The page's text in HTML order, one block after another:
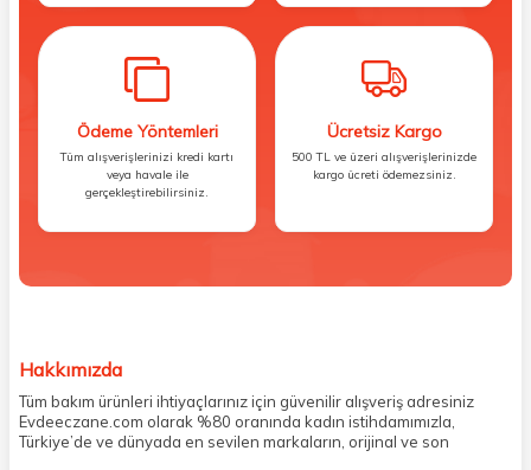
Ödeme Yöntemleri
Tüm alışverişlerinizi kredi kartı
veya havale ile
gerçekleştirebilirsiniz.
Ücretsiz Kargo
500 TL ve üzeri alışverişlerinizde
kargo ücreti ödemezsiniz.
Hakkımızda
Tüm bakım ürünleri ihtiyaçlarınız için güvenilir alışveriş adresiniz
Evdeeczane.com olarak %80 oranında kadın istihdamımızla,
Türkiye’de ve dünyada en sevilen markaların, orijinal ve son